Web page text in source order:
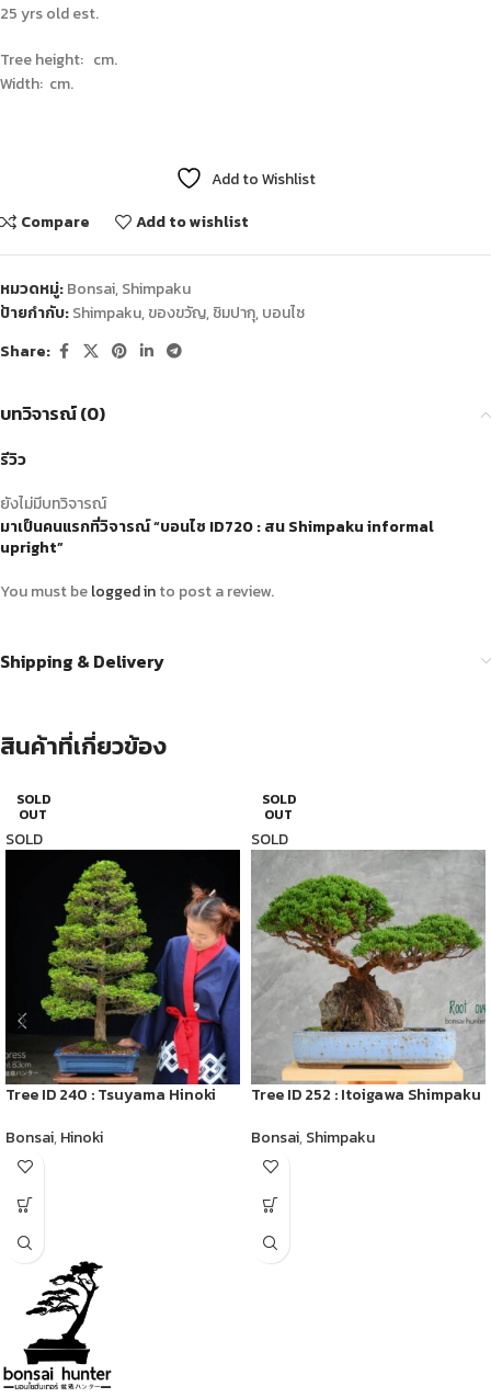
25 yrs old est.
Tree height: cm.
Width: cm.
Add to Wishlist
Compare
Add to wishlist
หมวดหมู่:Bonsai,Shimpaku
ป้ายกำกับ:Shimpaku,ของขวัญ,ชิมปากุ,บอนไซ
Share:
บทวิจารณ์ (0)
รีวิว
ยังไม่มีบทวิจารณ์
มาเป็นคนแรกที่วิจารณ์ “บอนไซ ID720 : สน Shimpaku informal
upright”
You must belogged into post a review.
Shipping & Delivery
สินค้าที่เกี่ยวข้อง
SOLD
OUT
SOLD
Tree ID 240 : Tsuyama Hinoki
Bonsai,Hinoki
SOLD
OUT
SOLD
Tree ID 252 : Itoigawa Shimpaku
Bonsai,Shimpaku